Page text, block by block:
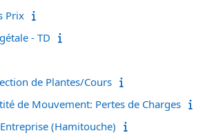
Prix
- TD
de Plantes/Cours
de Mouvement: Pertes de Charges
(Hamitouche)